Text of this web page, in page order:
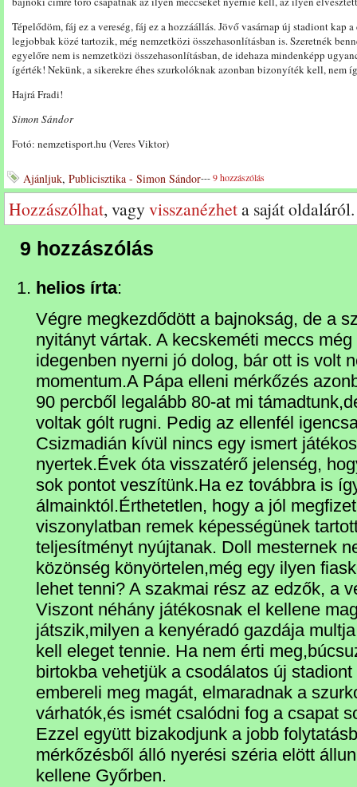
Tépelődöm, fáj ez a vereség, fáj ez a hozzáállás. Jövő vasárnap új stadiont kap
legjobbak közé tartozik, még nemzetközi összehasonlításban is. Szeretnék
egyelőre nem is nemzetközi összehasonlításban, de idehaza mindenképp
ígérték! Nekünk, a sikerekre éhes szurkolóknak azonban bizonyíték kell, nem
Hajrá Fradi!
Simon Sándor
Fotó: nemzetisport.hu (Veres Viktor)
Ajánljuk, Publicisztika - Simon Sándor---9 hozzászólás
Hozzászólhat, vagyvisszanézheta saját oldaláról.
9 hozzászólás
helios írta:
Végre megkezdődött a bajnokság, de a
nyitányt vártak. A kecskeméti meccs
idegenben nyerni jó dolog, bár ott is volt
momentum.A Pápa elleni mérkőzés
90 percből legalább 80-at mi
voltak gólt rugni. Pedig az ellenfél
Csizmadián kívül nincs egy ismert
nyertek.Évek óta visszatérő jelenség,
sok pontot veszítünk.Ha ez továbbra is
álmainktól.Érthetetlen, hogy a jól
viszonylatban remek képességünek
teljesítményt nyújtanak. Doll mesternek
közönség könyörtelen,még egy ilyen
lehet tenni? A szakmai rész az edzők, a
Viszont néhány játékosnak el kellene
játszik,milyen a kenyéradó gazdája
kell eleget tennie. Ha nem érti
birtokba vehetjük a csodálatos új
embereli meg magát, elmaradnak a
várhatók,és ismét csalódni fog a csapat
Ezzel együtt bizakodjunk a jobb
mérkőzésből álló nyerési széria elött
kellene Győrben.